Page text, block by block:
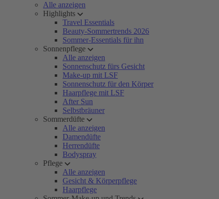
Alle anzeigen
Highlights
Travel Essentials
Beauty-Sommertrends 2026
Sommer-Essentials für ihn
Sonnenpflege
Alle anzeigen
Sonnenschutz fürs Gesicht
Make-up mit LSF
Sonnenschutz für den Körper
Haarpflege mit LSF
After Sun
Selbstbräuner
Sommerdüfte
Alle anzeigen
Damendüfte
Herrendüfte
Bodyspray
Pflege
Alle anzeigen
Gesicht & Körperpflege
Haarpflege